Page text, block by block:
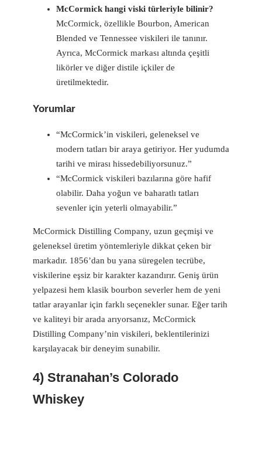
McCormick hangi viski türleriyle bilinir?
McCormick, özellikle Bourbon, American
Blended ve Tennessee viskileri ile tanınır.
Ayrıca, McCormick markası altında çeşitli
likörler ve diğer distile içkiler de
üretilmektedir.
Yorumlar
“McCormick’in viskileri, geleneksel ve
modern tatları bir araya getiriyor. Her yudumda
tarihi ve mirası hissedebiliyorsunuz.”
“McCormick viskileri bazılarına göre hafif
olabilir. Daha yoğun ve baharatlı tatları
sevenler için yeterli olmayabilir.”
McCormick Distilling Company, uzun geçmişi ve
geleneksel üretim yöntemleriyle dikkat çeken bir
markadır. 1856’dan bu yana süregelen tecrübe,
viskilerine eşsiz bir karakter kazandırır. Geniş ürün
yelpazesi hem klasik bourbon severler hem de yeni
tatlar arayanlar için farklı seçenekler sunar. Eğer tarih
ve kaliteyi bir arada arıyorsanız, McCormick
Distilling Company’nin viskileri, beklentilerinizi
karşılayacak bir deneyim sunabilir.
4) Stranahan’s Colorado
Whiskey